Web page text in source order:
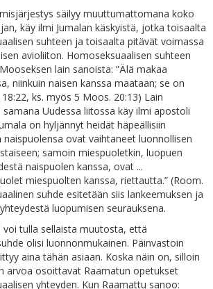
säilyy muuttumattomana koko
käy ilmi Jumalan käskyistä, jotka toisaalta
suhteen ja toisaalta pitävät voimassa
avioliiton. Homoseksuaalisen suhteen
lain sanoista: ”Älä makaa
niinkuin naisen kanssa maataan; se on
ks. myös 5 Moos. 20:13) Lain
Uudessa liitossa käy ilmi apostoli
on hyljännyt heidät häpeällisiin
naispuolensa ovat vaihtaneet luonnollisen
samoin miespuoletkin, luopuen
naispuolen kanssa, ovat ...
miespuolten kanssa, riettautta.” (Room.
suhde esitetään siis lankeemuksen ja
luopumisen seurauksena.
voi tulla sellaista muutosta, että
olisi luonnonmukainen. Päinvastoin
aina tähän asiaan. Koska näin on, silloin
arvoa osoittavat Raamatun opetukset
yhteyden. Kun Raamattu sanoo: